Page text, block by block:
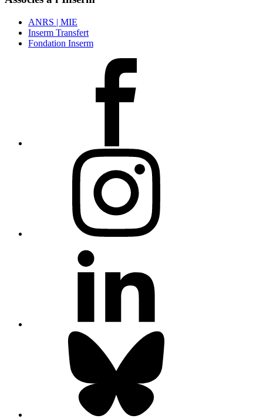
ANRS | MIE
Inserm Transfert
Fondation Inserm